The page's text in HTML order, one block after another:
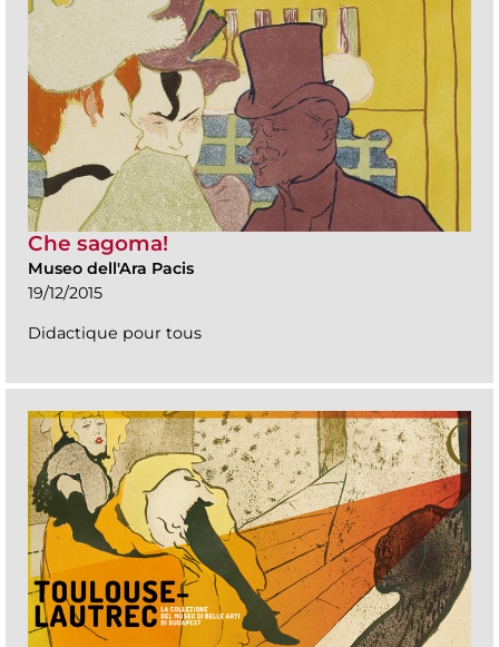
Che sagoma!
Museo dell'Ara Pacis
19/12/2015
Didactique pour tous